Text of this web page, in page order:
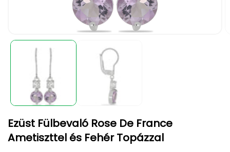
médiafájl
megnyitása
párbeszédpanelen
Ezüst Fülbevaló Rose De France
Ametiszttel és Fehér Topázzal